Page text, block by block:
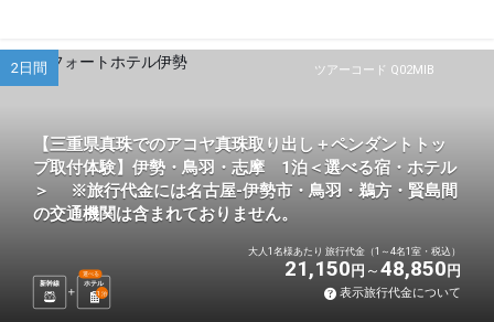
ツアーコード Q02MIB
2日間
【三重県真珠でのアコヤ真珠取り出し＋ペンダントトッ
プ取付体験】伊勢・鳥羽・志摩 1泊＜選べる宿・ホテル
＞ ※旅行代金には名古屋-伊勢市・鳥羽・鵜方・賢島間
の交通機関は含まれておりません。
新幹線 ホテル
選べる
1 泊
大人1名様あたり 旅行代金（1～4名1室・税込）
21,150 円 48,850 円
表示旅行代金について